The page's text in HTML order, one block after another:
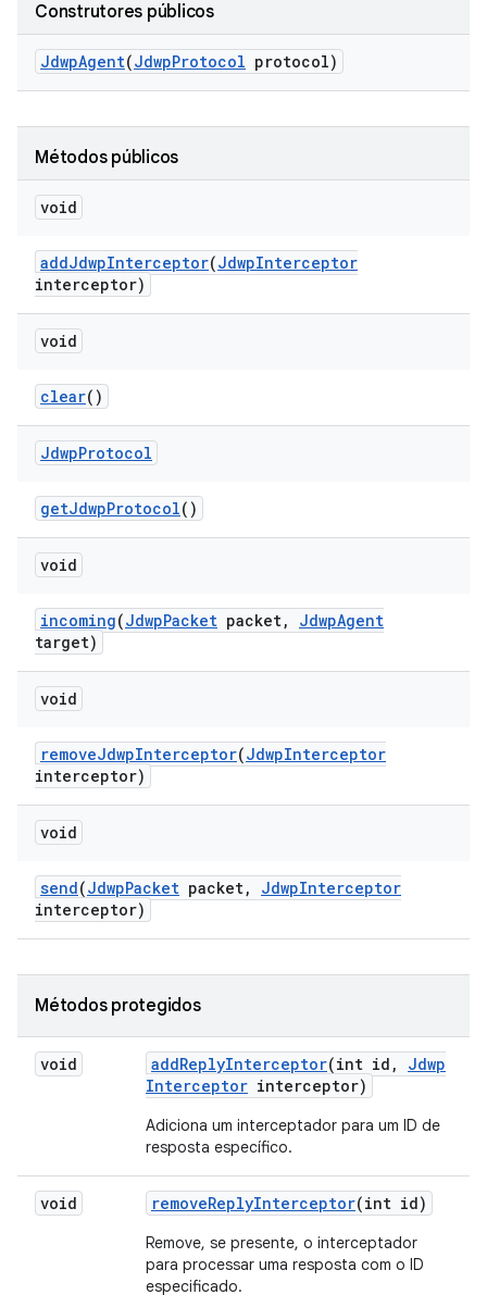
Construtores públicos
JdwpAgent(JdwpProtocol protocol)
Métodos públicos
void
addJdwpInterceptor(JdwpInterceptor
interceptor)
void
clear()
JdwpProtocol
getJdwpProtocol()
void
incoming(JdwpPacket packet, JdwpAgent
target)
void
removeJdwpInterceptor(JdwpInterceptor
interceptor)
void
send(JdwpPacket packet, JdwpInterceptor
interceptor)
Métodos protegidos
void addReplyInterceptor(int id ,
Jdwp
Interceptor interceptor)
Adiciona um interceptador para um ID de
resposta específico.
void removeReplyInterceptor(int id)
Remove, se presente, o interceptador
para processar uma resposta com o ID
especificado.